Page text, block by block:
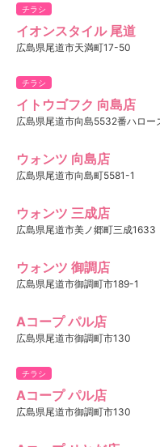
チラシ
イオンスタイル 尾道
広島県尾道市天満町17-50
チラシ
イトウゴフク 向島店
広島県尾道市向島5532番ハロー
ウォンツ 向島店
広島県尾道市向島町5581-1
ウォンツ 三成店
広島県尾道市美ノ郷町三成1633
ウォンツ 御調店
広島県尾道市御調町市189-1
Aコープ パル店
広島県尾道市御調町市130
チラシ
Aコープ パル店
広島県尾道市御調町市130